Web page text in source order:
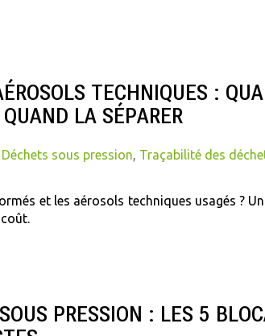
TECHNIQUES :
LA SÉPARER
Déchets sous pression, Traçabilité des
et les aérosols techniques usagés ?
PRESSION : LES 5